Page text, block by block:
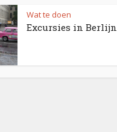
Wat te doen
Excursies in Berlijn